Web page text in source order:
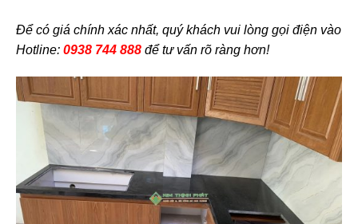
Để có giá chính xác nhất, quý khách vui lòng gọi điện vào
Hotline: 0938 744 888 để tư vấn rõ ràng hơn!